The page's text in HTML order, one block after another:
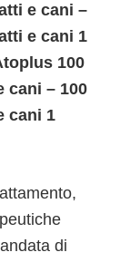
e cani –
e cani 1
100
cani – 100
cani 1
di